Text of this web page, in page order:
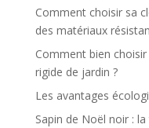
Comment choisir sa
des matériaux
Comment bien
rigide de jardin ?
Les avantages
Sapin de Noël noir :